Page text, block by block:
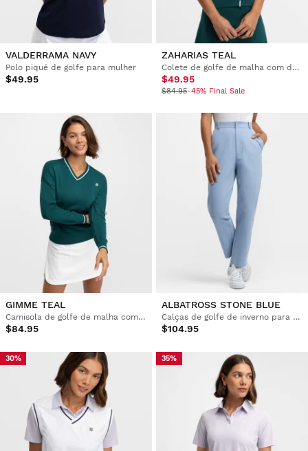
VALDERRAMA NAVY
Polo piqué de golfe para mulher
$49.95
ZAHARIAS TEAL
Colete de golfe de malha com decote em V para mulher
$49.95
$84.95-45% Final Sale
GIMME TEAL
Camisola de golfe de malha com decote em V para mulher
$84.95
ALBATROSS STONE BLUE
Calças de golfe de inverno para mulher
$104.95
30% 35%